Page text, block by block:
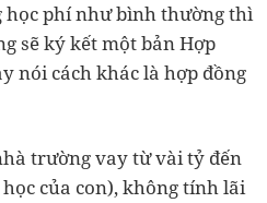
học phí như bình thường thì
sẽ ký kết một bản Hợp
nói cách khác là hợp đồng
trường vay từ vài tỷ đến
của con), không tính lãi